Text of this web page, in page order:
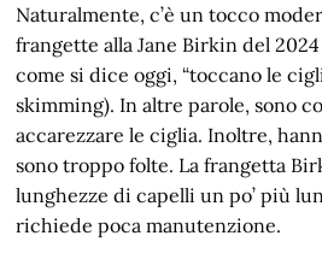
Naturalmente, c’è un tocco
frangette alla Jane Birkin del
come si dice oggi, “toccano le
skimming). In altre parole, sono
accarezzare le ciglia. Inoltre,
sono troppo folte. La frangetta
lunghezze di capelli un po’ più
richiede poca manutenzione.